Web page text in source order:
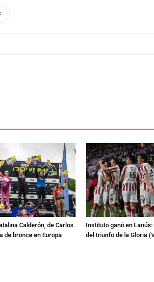
Calderón, de Carlos
de bronce en Europa
Instituto ganó en Lanús:
del triunfo de la Gloria